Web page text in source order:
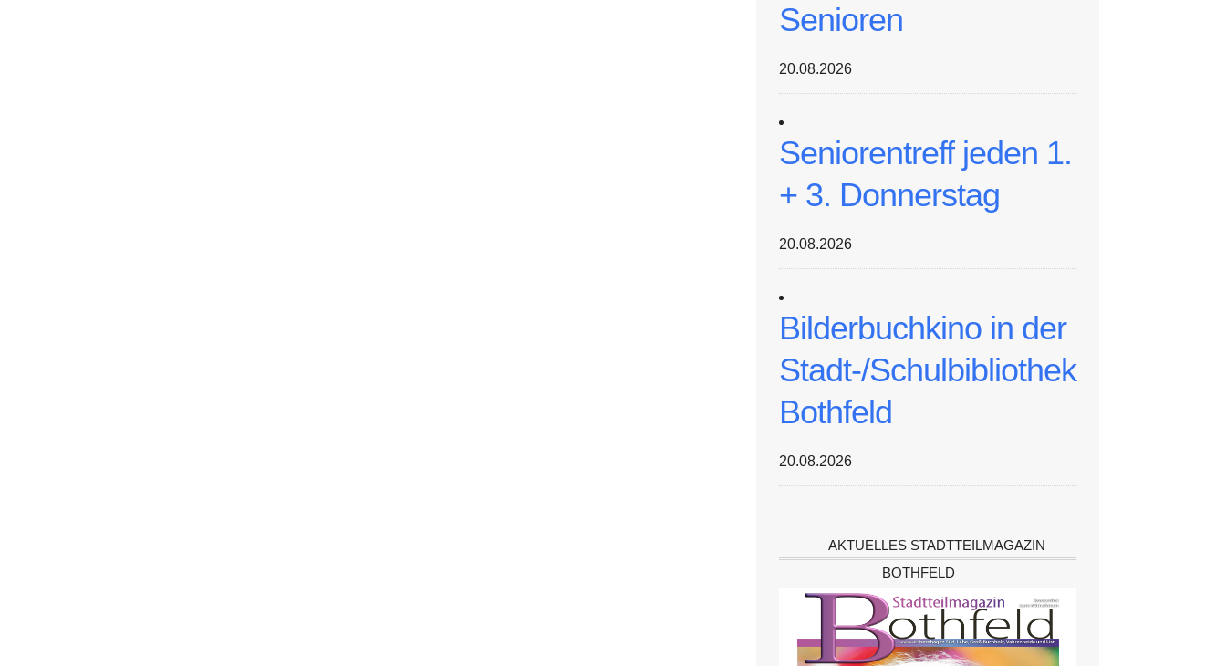
Senioren
20.08.2026
Seniorentreff jeden 1.
+ 3. Donnerstag
20.08.2026
Bilderbuchkino in der
Stadt-/Schulbibliothek
Bothfeld
20.08.2026
AKTUELLES STADTTEILMAGAZIN
BOTHFELD